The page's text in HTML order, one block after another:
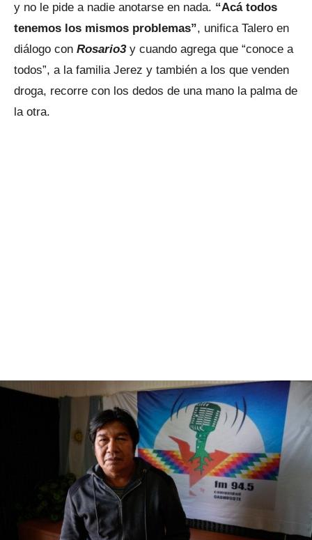
y no le pide a nadie anotarse en nada. “Acá todos
tenemos los mismos problemas”, unifica Talero en
diálogo con Rosario3 y cuando agrega que “conoce a
todos”, a la familia Jerez y también a los que venden
droga, recorre con los dedos de una mano la palma de
la otra.